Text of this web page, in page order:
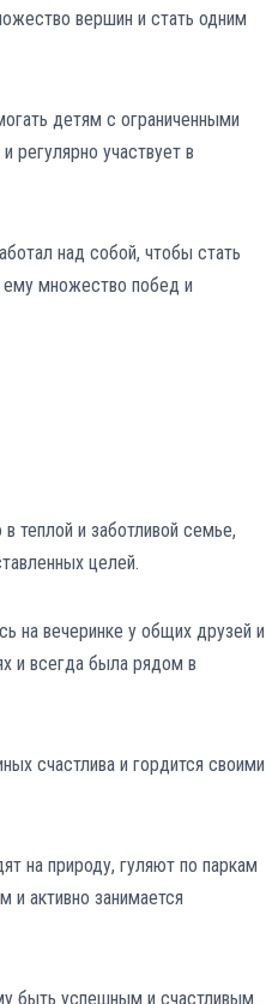
вершин и стать одним
детям с ограниченными
регулярно участвует в
над собой, чтобы стать
ему множество побед и
теплой и заботливой семье,
целей.
на вечеринке у общих друзей и
и всегда была рядом в
счастлива и гордится своими
на природу, гуляют по паркам
и активно занимается
быть успешным и счастливым.